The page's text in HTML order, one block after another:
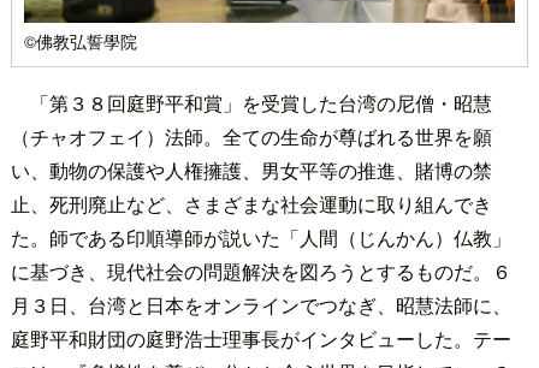
©佛教弘誓學院
「第３８回庭野平和賞」を受賞した台湾の尼僧・昭慧
（チャオフェイ）法師。全ての生命が尊ばれる世界を願
い、動物の保護や人権擁護、男女平等の推進、賭博の禁
止、死刑廃止など、さまざまな社会運動に取り組んでき
た。師である印順導師が説いた「人間（じんかん）仏教」
に基づき、現代社会の問題解決を図ろうとするものだ。６
月３日、台湾と日本をオンラインでつなぎ、昭慧法師に、
庭野平和財団の庭野浩士理事長がインタビューした。テー